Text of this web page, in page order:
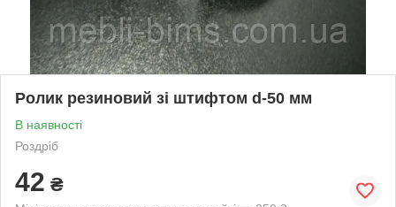
Ролик резиновий зі штифтом d-50 мм
В наявності
Роздріб
42 ₴